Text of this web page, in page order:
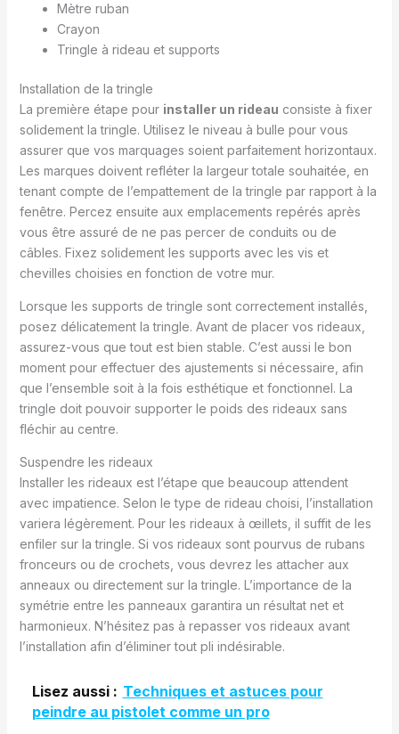
Mètre ruban
Crayon
Tringle à rideau et supports
Installation de la tringle
La première étape pour installer un rideau consiste à fixer
solidement la tringle. Utilisez le niveau à bulle pour vous
assurer que vos marquages soient parfaitement horizontaux.
Les marques doivent refléter la largeur totale souhaitée, en
tenant compte de l’empattement de la tringle par rapport à la
fenêtre. Percez ensuite aux emplacements repérés après
vous être assuré de ne pas percer de conduits ou de
câbles. Fixez solidement les supports avec les vis et
chevilles choisies en fonction de votre mur.
Lorsque les supports de tringle sont correctement installés,
posez délicatement la tringle. Avant de placer vos rideaux,
assurez-vous que tout est bien stable. C’est aussi le bon
moment pour effectuer des ajustements si nécessaire, afin
que l’ensemble soit à la fois esthétique et fonctionnel. La
tringle doit pouvoir supporter le poids des rideaux sans
fléchir au centre.
Suspendre les rideaux
Installer les rideaux est l’étape que beaucoup attendent
avec impatience. Selon le type de rideau choisi, l’installation
variera légèrement. Pour les rideaux à œillets, il suffit de les
enfiler sur la tringle. Si vos rideaux sont pourvus de rubans
fronceurs ou de crochets, vous devrez les attacher aux
anneaux ou directement sur la tringle. L’importance de la
symétrie entre les panneaux garantira un résultat net et
harmonieux. N’hésitez pas à repasser vos rideaux avant
l’installation afin d’éliminer tout pli indésirable.
Lisez aussi : Techniques et astuces pour
peindre au pistolet comme un pro